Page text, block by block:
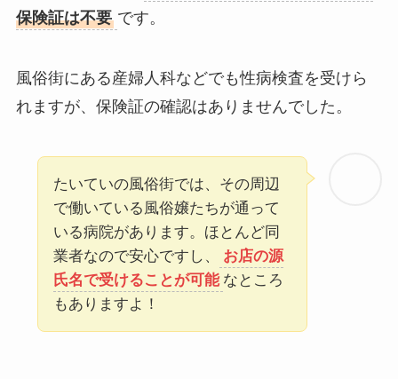
保険証は不要 です。
風俗街にある産婦人科などでも性病検査を受けら
れますが、保険証の確認はありませんでした。
たいていの風俗街では、その周辺
で働いている風俗嬢たちが通って
いる病院があります。ほとんど同
業者なので安心ですし、
お店の源
氏名で受けることが可能 なところ
もありますよ！